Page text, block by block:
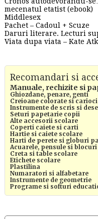
mecenatul etatist (ebook)
Middlesex
Pachet – Cadoul + Scuze
Daruri literare. Lecturi
Viata dupa viata – Kate
Recomandari si
Manuale, rechizite si
Ghiozdane, penare, genti
Creioane colorate si carioci
Instrumente de scris si
Seturi papetarie copii
Alte accesorii scolare
Coperti caiete si carti
Hartie si caiete scolare
Harti de perete si globuri
Acuarele, pensule si blocuri
Creta si table scolare
Etichete scolare
Plastilina
Numaratori si alfabetare
Instrumente de geometrie
Programe si softuri